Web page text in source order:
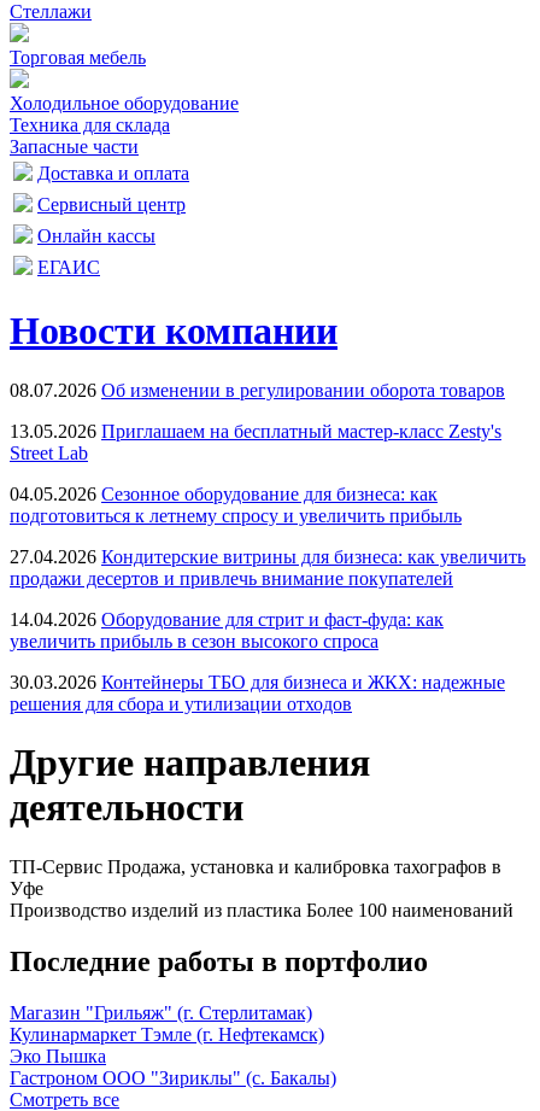
Стеллажи
Торговая мебель
Холодильное оборудование
Техника для склада
Запасные части
Доставка и оплата
Сервисный центр
Онлайн кассы
ЕГАИС
Новости компании
08.07.2026 Об изменении в регулировании оборота товаров
13.05.2026 Приглашаем на бесплатный мастер-класс Zesty's
Street Lab
04.05.2026 Сезонное оборудование для бизнеса: как
подготовиться к летнему спросу и увеличить прибыль
27.04.2026 Кондитерские витрины для бизнеса: как увеличить
продажи десертов и привлечь внимание покупателей
14.04.2026 Оборудование для стрит и фаст-фуда: как
увеличить прибыль в сезон высокого спроса
30.03.2026 Контейнеры ТБО для бизнеса и ЖКХ: надежные
решения для сбора и утилизации отходов
Другие направления
деятельности
ТП-Сервис Продажа, установка и калибровка тахографов в
Уфе
Производство изделий из пластика Более 100 наименований
Последние работы в портфолио
Магазин "Грильяж" (г. Стерлитамак)
Кулинармаркет Тэмле (г. Нефтекамск)
Эко Пышка
Гастроном ООО "Зириклы" (с. Бакалы)
Смотреть все